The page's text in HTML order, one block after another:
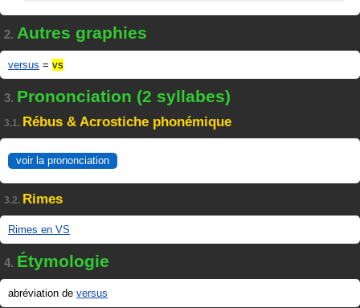
2. Autres graphies
versus = vs
3. Prononciation (2 syllabes)
3.1. Rébus & Acrostiche phonémique
voir la prononciation
3.2. Rimes
Rimes en VS
4. Étymologie
abréviation de versus